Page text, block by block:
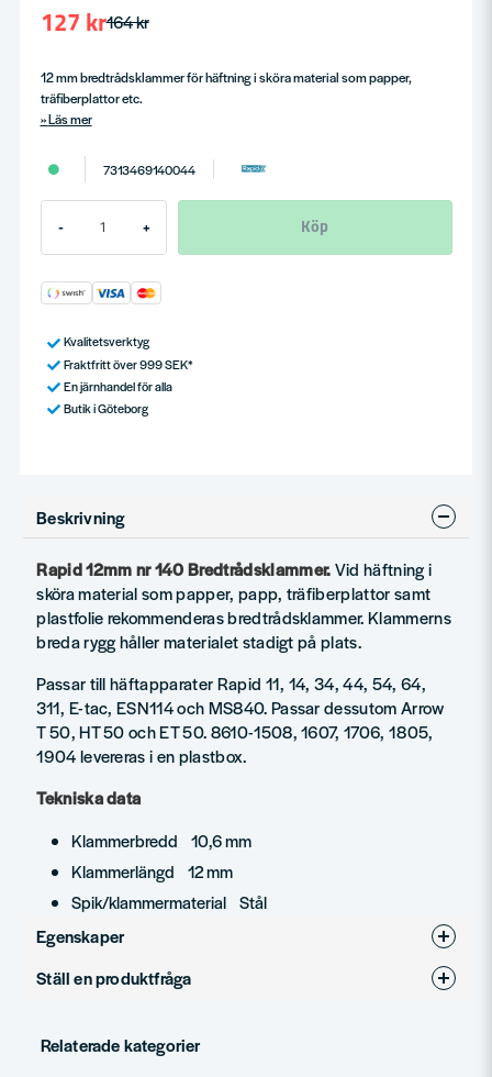
164 kr
127 kr
12 mm bredtrådsklammer för häftning i sköra material som papper,
träfiberplattor etc.
Läs mer
7313469140044
- + Köp
Kvalitetsverktyg
Fraktfritt över 999 SEK*
En järnhandel för alla
Butik i Göteborg
Beskrivning
Rapid12mm nr 140 Bredtrådsklammer.Vid häftning i
sköra material som papper, papp, träfiberplattor samt
plastfolie rekommenderas bredtrådsklammer. Klammerns
breda rygg håller materialet stadigt på plats.
Passar till häftapparater Rapid 11, 14, 34, 44, 54, 64,
311, E-tac, ESN114 och MS840. Passar dessutom Arrow
T 50, HT 50 och ET 50. 8610-1508, 1607, 1706, 1805,
1904 levereras i en plastbox.
Tekniska data
Klammerbredd 10,6 mm
Klammerlängd 12 mm
Spik/klammermaterial Stål
Egenskaper
Produkttyp
Ställ en produktfråga
Fråga oss något om denna produkten...
Relaterade kategorier